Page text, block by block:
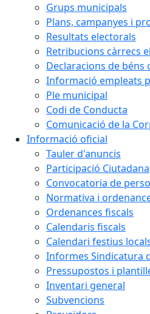
Grups municipals
Plans, campanyes i
Resultats electorals
Retribucions càrrecs
Declaracions de béns
Informació empleats
Ple municipal
Codi de Conducta
Comunicació de la
Informació oficial
Tauler d'anuncis
Participació Ciutadana
Convocatoria de
Normativa i
Ordenances fiscals
Calendaris fiscals
Calendari festius
Informes Sindicatura
Pressupostos i
Inventari general
Subvencions